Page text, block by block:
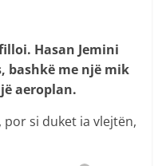
Hasan Jemini
bashkë me një mik
aeroplan.
si duket ia vlejtën,